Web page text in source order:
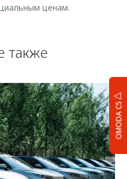
OMODA C5
ценам.
также